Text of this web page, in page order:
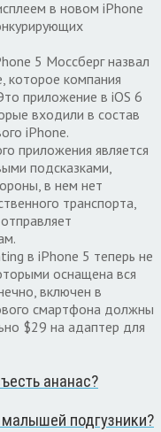
в новом iPhone
5 Моссберг назвал
которое компания
приложение в iOS 6
входили в состав
iPhone.
приложения является
подсказками,
в нем нет
транспорта,
в iPhone 5 теперь не
оснащена вся
включен в
смартфона должны
$29 на адаптер для
ананас?
подгузники?